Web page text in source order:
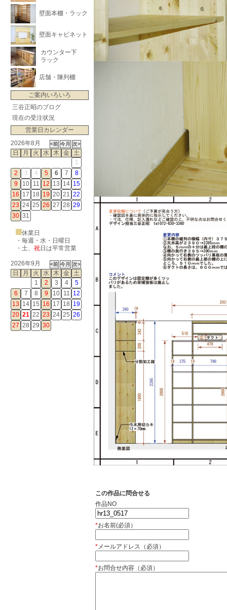
壁面本棚・ラック
壁面キャビネット
カウンター下
ラック
店舗・陳列棚
ご案内いろいろ
三谷正昭のブログ
現在の受注状況
営業日カレンダー
2026年8月
日
月 火 水 木 金
土
1
2
3 4 5 6 7
8
9
10 11 12 13 14 15
16 17 18 19 20 21 22
23 24 25 26 27 28 29
30 31
休業日
・毎週・水・日曜日
・ 土、 祝日は平常営業
2026年9月
日
月 火 水 木 金
土
1
2 3 4
5
6
7 8 9 10 11 12
13 14 15 16 17 18 19
20 21 22 23 24 25 26
27 28 29 30
この作品に問合せる
作品NO
*お名前(必須）
*メールアドレス（必須）
*お問合せ内容（必須）